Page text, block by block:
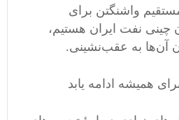
واشنگتن برای
چینی نفت ایران هستیم،
آن‌ها به عقب‌نشینی.
همیشه ادامه یابد